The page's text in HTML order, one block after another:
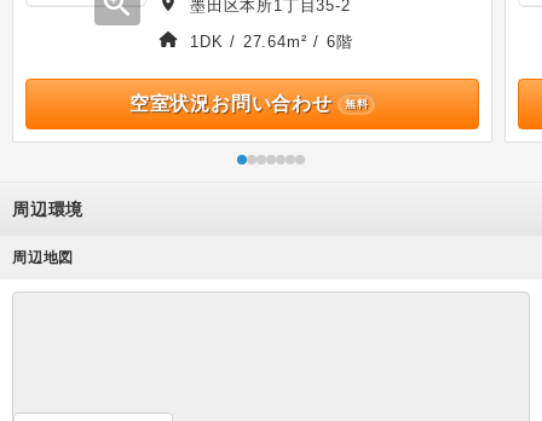
墨田区本所1丁目35-2
1DK / 27.64m² / 6階
空室状況お問い合わせ 無料
周辺環境
周辺地図